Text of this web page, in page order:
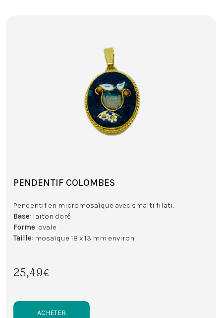
PENDENTIF COLOMBES
Pendentif en micromosaïque avec smalti filati.
Base: laiton doré
Forme: ovale
Taille: mosaïque 18 x 13 mm environ
25,49€
ACHETER